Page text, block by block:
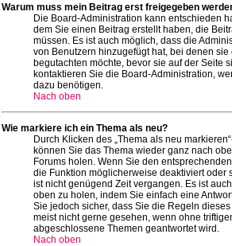
Warum muss mein Beitrag erst freigegeben
Die Board-Administration kann entschieden
dem Sie einen Beitrag erstellt haben, die
müssen. Es ist auch möglich, dass die
von Benutzern hinzugefügt hat, bei denen sie
begutachten möchte, bevor sie auf der Seite
kontaktieren Sie die Board-Administration,
dazu benötigen.
Nach oben
Wie markiere ich ein Thema als neu?
Durch Klicken des „Thema als neu
können Sie das Thema wieder ganz nach
Forums holen. Wenn Sie den
die Funktion möglicherweise deaktiviert oder
ist nicht genügend Zeit vergangen. Es ist
oben zu holen, indem Sie einfach eine
Sie jedoch sicher, dass Sie die Regeln
meist nicht gerne gesehen, wenn ohne
abgeschlossene Themen geantwortet wird.
Nach oben